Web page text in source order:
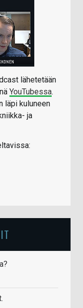
lähetetään
YouTubessa.
läpi kuluneen
ja